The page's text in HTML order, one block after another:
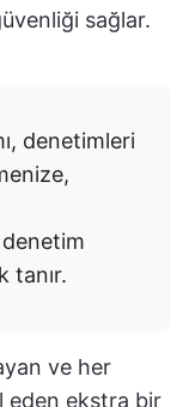
sağlar.
denetimleri
denetim
tanır.
ve her
eden ekstra bir